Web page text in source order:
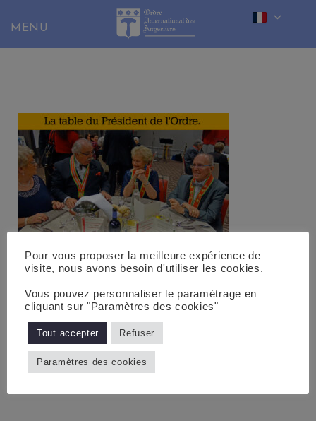
content
Pour vous proposer la meilleure expérience de
visite, nous avons besoin d'utiliser les cookies.
Vous pouvez personnaliser le paramétrage en
cliquant sur "Paramètres des cookies"
Tout accepter Refuser
Paramètres des cookies